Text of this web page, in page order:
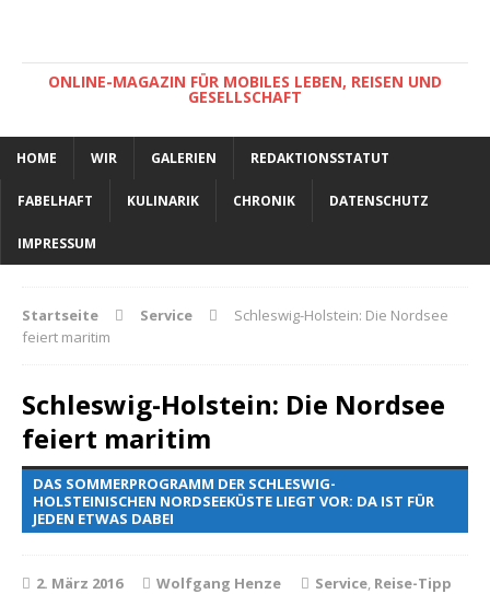
ONLINE-MAGAZIN FÜR MOBILES LEBEN, REISEN UND
GESELLSCHAFT
HOME WIR GALERIEN REDAKTIONSSTATUT
FABELHAFT KULINARIK CHRONIK DATENSCHUTZ
IMPRESSUM
Startseite Service
Schleswig-Holstein: Die Nordsee
feiert maritim
Schleswig-Holstein: Die Nordsee
feiert maritim
DAS SOMMERPROGRAMM DER SCHLESWIG-
HOLSTEINISCHEN NORDSEEKÜSTE LIEGT VOR: DA IST FÜR
JEDEN ETWAS DABEI
2. März 2016 Wolfgang Henze Service, Reise-Tipp